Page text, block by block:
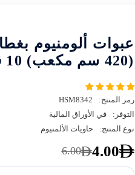
(420 سم مكعب) 10 قطع
رمز المنتج:
HSM8342
التوفر:
في الأوراق المالية
نوع المنتج:
حاويات الألمنيوم
6.00 4.00